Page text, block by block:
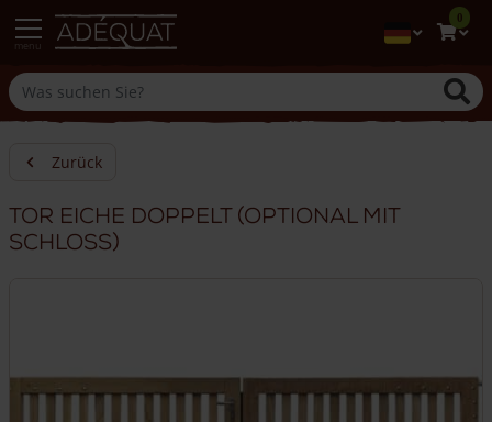
0
Zurück
Tor Eiche doppelt (optional mit
Schloss)